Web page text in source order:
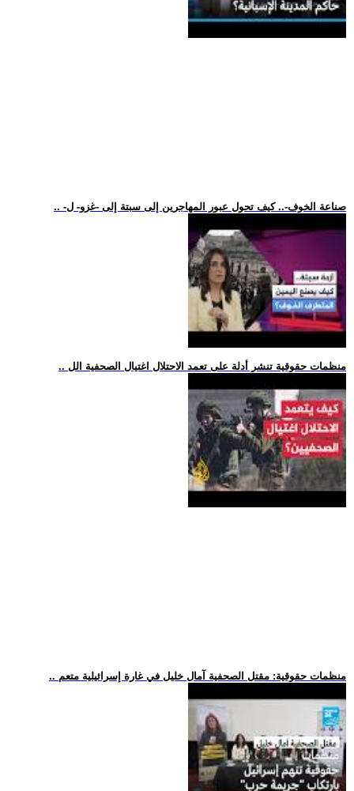
.. -صناعة الخوف-.. كيف تحول عبور المهاجرين إلى سبتة إلى -غزو- ل
.. منظمات حقوقية تنشر أدلة على تعمد الاحتلال اغتيال الصحفية الل
.. منظمات حقوقية: مقتل الصحفية آمال خليل في غارة إسرائيلية متعم